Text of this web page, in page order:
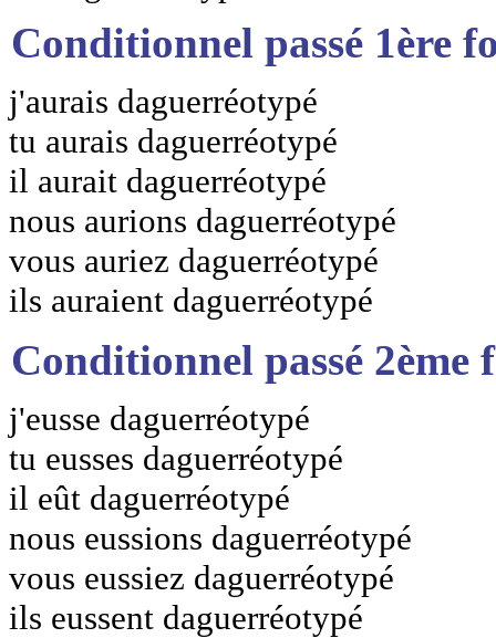
Conditionnel passé 1ère
j'aurais daguerréotypé
tu aurais daguerréotypé
il aurait daguerréotypé
nous aurions daguerréotypé
vous auriez daguerréotypé
ils auraient daguerréotypé
Conditionnel passé 2ème
j'eusse daguerréotypé
tu eusses daguerréotypé
il eût daguerréotypé
nous eussions daguerréotypé
vous eussiez daguerréotypé
ils eussent daguerréotypé